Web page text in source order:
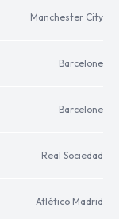
Manchester City
Barcelone
Barcelone
Real Sociedad
Atlético Madrid